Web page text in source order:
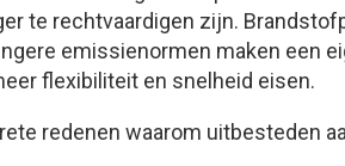
te rechtvaardigen zijn.
emissienormen maken een
flexibiliteit en snelheid eisen.
redenen waarom uitbesteden